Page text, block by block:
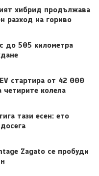
хибрид продължава
разход на гориво
до 505 километра
стартира от 42 000
колела
тази есен: ето
Zagato се пробуди